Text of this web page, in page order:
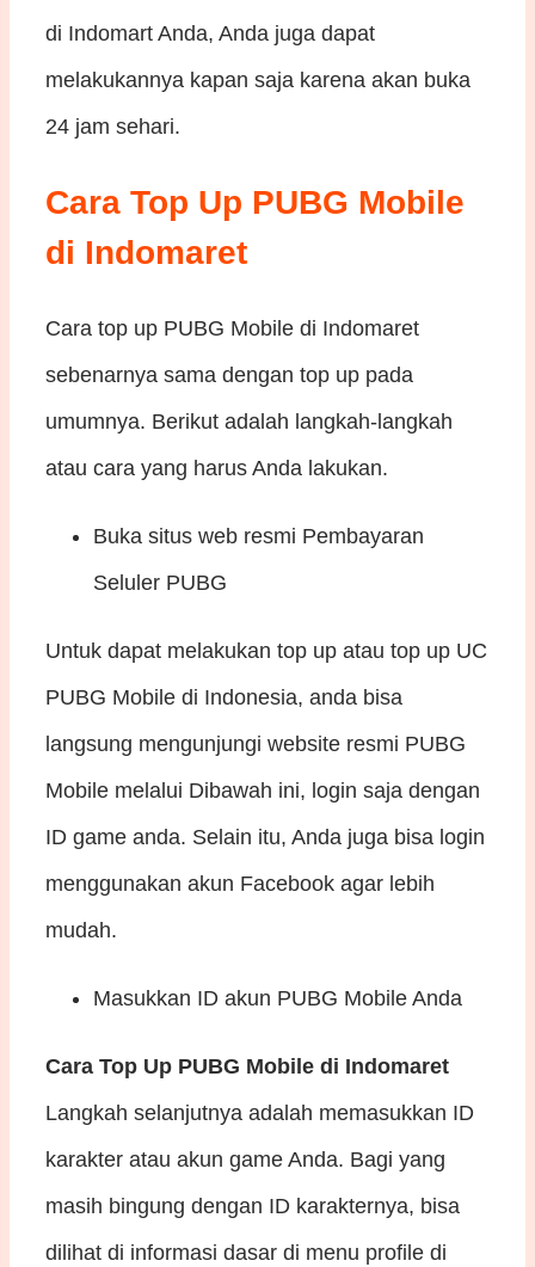
di Indomart Anda, Anda juga dapat
melakukannya kapan saja karena akan buka
24 jam sehari.
Cara Top Up PUBG Mobile
di Indomaret
Cara top up PUBG Mobile di Indomaret
sebenarnya sama dengan top up pada
umumnya. Berikut adalah langkah-langkah
atau cara yang harus Anda lakukan.
Buka situs web resmi Pembayaran
Seluler PUBG
Untuk dapat melakukan top up atau top up UC
PUBG Mobile di Indonesia, anda bisa
langsung mengunjungi website resmi PUBG
Mobile melalui Dibawah ini, login saja dengan
ID game anda. Selain itu, Anda juga bisa login
menggunakan akun Facebook agar lebih
mudah.
Masukkan ID akun PUBG Mobile Anda
Cara Top Up PUBG Mobile di Indomaret
Langkah selanjutnya adalah memasukkan ID
karakter atau akun game Anda. Bagi yang
masih bingung dengan ID karakternya, bisa
dilihat di informasi dasar di menu profile di